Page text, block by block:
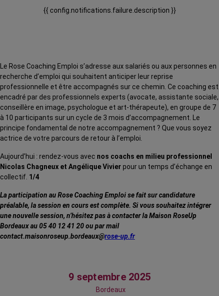
{{ config.notifications.failure.description }}
Le Rose Coaching Emploi s’adresse aux salariés ou aux personnes en
recherche d’emploi qui souhaitent anticiper leur reprise
professionnelle et être accompagnés sur ce chemin. Ce coaching est
encadré par des professionnels experts (avocate, assistante sociale,
conseillère en image, psychologue et art-thérapeute), en groupe de 7
à 10 participants sur un cycle de 3 mois d’accompagnement. Le
principe fondamental de notre accompagnement ? Que vous soyez
actrice de votre parcours de retour à l’emploi.
Aujourd’hui : rendez-vous avec nos coachs en milieu professionnel
Nicolas Chagneux et Angélique Vivier pour un temps d’échange en
collectif. 1/4
La participation au Rose Coaching Emploi se fait sur candidature
préalable, la session en cours est complète. Si vous souhaitez intégrer
une nouvelle session, n’hésitez pas à contacter la Maison RoseUp
Bordeaux au 05 40 12 41 20 ou par mail
contact.maisonroseup.bordeaux@rose-up.fr
9 septembre 2025
Bordeaux